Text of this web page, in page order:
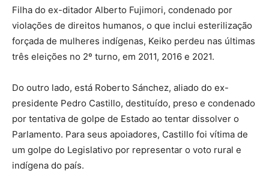
Filha do ex-ditador Alberto Fujimori, condenado por
violações de direitos humanos, o que inclui esterilização
forçada de mulheres indígenas, Keiko perdeu nas últimas
três eleições no 2º turno, em 2011, 2016 e 2021.
Do outro lado, está Roberto Sánchez, aliado do ex-
presidente Pedro Castillo, destituído, preso e condenado
por tentativa de golpe de Estado ao tentar dissolver o
Parlamento. Para seus apoiadores, Castillo foi vítima de
um golpe do Legislativo por representar o voto rural e
indígena do país.